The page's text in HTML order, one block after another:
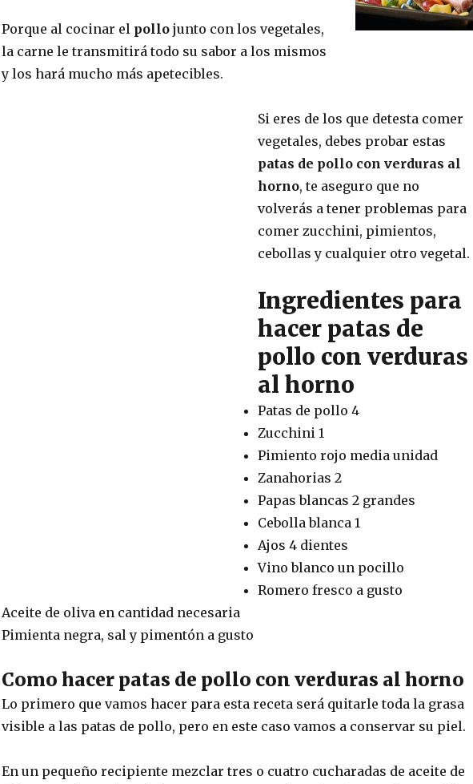
Porque al cocinar el pollojunto con los vegetales,
la carne le transmitirá todo su sabor a los mismos
y los hará mucho más apetecibles.
Si eres de los que detesta comer
vegetales, debes probar estas
patas de pollo con verduras al
horno, te aseguro que no
volverás a tener problemas para
comer zucchini, pimientos,
cebollas y cualquier otro vegetal.
Ingredientes para
hacer patas de
pollo con verduras
al horno
Patas de pollo 4
Zucchini 1
Pimiento rojo media unidad
Zanahorias 2
Papas blancas 2 grandes
Cebolla blanca 1
Ajos 4 dientes
Vino blanco un pocillo
Romero fresco a gusto
Aceite de oliva en cantidad necesaria
Pimienta negra, sal y pimentón a gusto
Como hacer patas de pollo con verduras al horno
Lo primero que vamos hacer para esta receta será quitarle toda la grasa
visible a las patas de pollo, pero en este caso vamos a conservar su piel.
En un pequeño recipiente mezclar tres o cuatro cucharadas de aceite de